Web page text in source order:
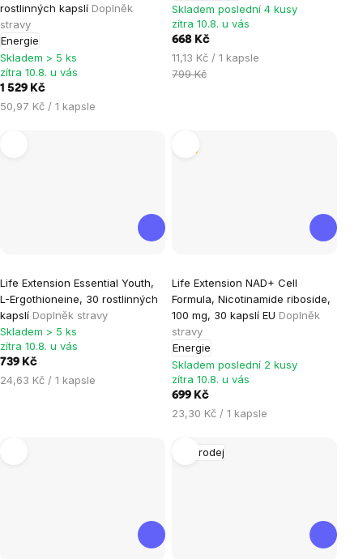
rostlinných kapslí Doplněk
stravy
Energie
5,0
z
5
hvězdiček.
Skladem > 5 ks
zítra 10.8. u vás
1 529 Kč
Měrná
50,97 Kč / 1 kapsle
3,0
z
5
hvězdiček.
Skladem poslední 4 kusy
zítra 10.8. u vás
668 Kč
Měrná
cena:
11,13 Kč / 1 kapsle
799 Kč
Life Extension Essential Youth,
L-Ergothioneine, 30 rostlinných
kapslí Doplněk stravy
Skladem > 5 ks
zítra 10.8. u vás
739 Kč
Měrná
24,63 Kč / 1 kapsle
Life Extension NAD+ Cell
Formula, Nicotinamide riboside,
100 mg, 30 kapslí EU Doplněk
stravy
Energie
hodnocení
produktu
je
5,0
z
5
hvězdiček.
Skladem poslední 2 kusy
zítra 10.8. u vás
699 Kč
Měrná
23,30 Kč / 1 kapsle
Výprodej